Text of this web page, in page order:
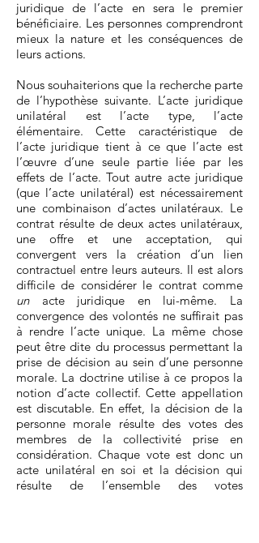
juridique de l’acte en sera le premier
bénéficiaire. Les personnes comprendront
mieux la nature et les conséquences de
leurs actions.
Nous souhaiterions que la recherche parte
de l’hypothèse suivante. L’acte juridique
unilatéral est l’acte type, l’acte
élémentaire. Cette caractéristique de
l’acte juridique tient à ce que l’acte est
l’œuvre d’une seule partie liée par les
effets de l’acte. Tout autre acte juridique
(que l’acte unilatéral) est nécessairement
une combinaison d’actes unilatéraux. Le
contrat résulte de deux actes unilatéraux,
une offre et une acceptation, qui
convergent vers la création d’un lien
contractuel entre leurs auteurs. Il est alors
difficile de considérer le contrat comme
unacte juridique en lui-même. La
convergence des volontés ne suffirait pas
à rendre l’acte unique. La même chose
peut être dite du processus permettant la
prise de décision au sein d’une personne
morale. La doctrine utilise à ce propos la
notion d’acte collectif. Cette appellation
est discutable. En effet, la décision de la
personne morale résulte des votes des
membres de la collectivité prise en
considération. Chaque vote est donc un
acte unilatéral en soi et la décision qui
résulte de l’ensemble des votes